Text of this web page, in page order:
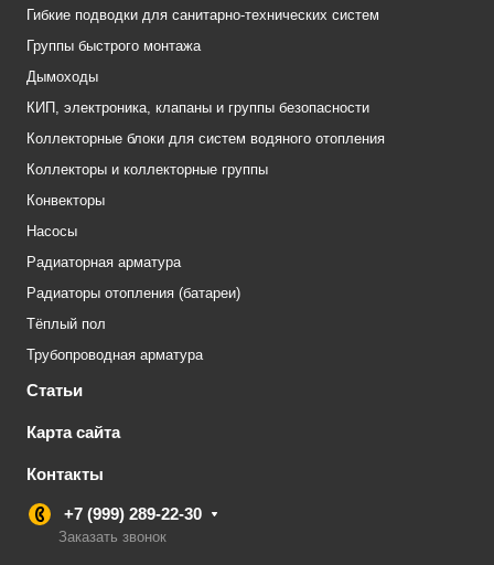
Гибкие подводки для санитарно-технических систем
Группы быстрого монтажа
Дымоходы
КИП, электроника, клапаны и группы безопасности
Коллекторные блоки для систем водяного отопления
Коллекторы и коллекторные группы
Конвекторы
Насосы
Радиаторная арматура
Радиаторы отопления (батареи)
Тёплый пол
Трубопроводная арматура
Статьи
Карта сайта
Контакты
+7 (999) 289-22-30
Заказать звонок